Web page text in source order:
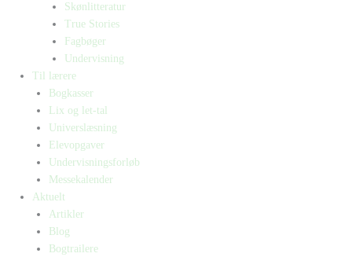
Skønlitteratur
True Stories
Fagbøger
Undervisning
Til lærere
Bogkasser
Lix og let-tal
Universlæsning
Elevopgaver
Undervisningsforløb
Messekalender
Aktuelt
Artikler
Blog
Bogtrailere